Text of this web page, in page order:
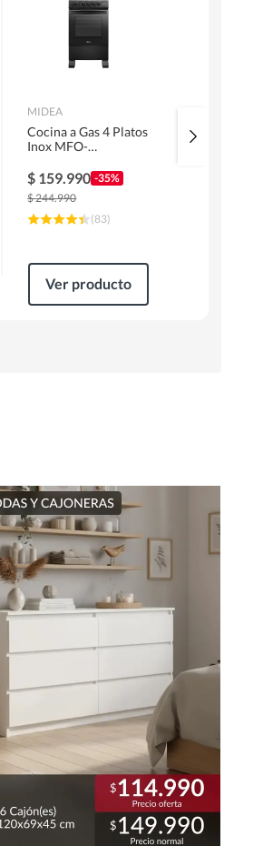
MIDEA
Cocina a Gas 4 Platos
Inox MFO-
$ 159.990 -35%
$244.990
(83)
Ver producto